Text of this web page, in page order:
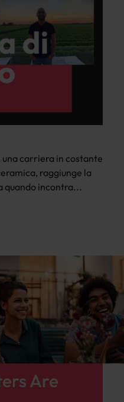
carriera in costante
raggiunge la
quando incontra...
Are